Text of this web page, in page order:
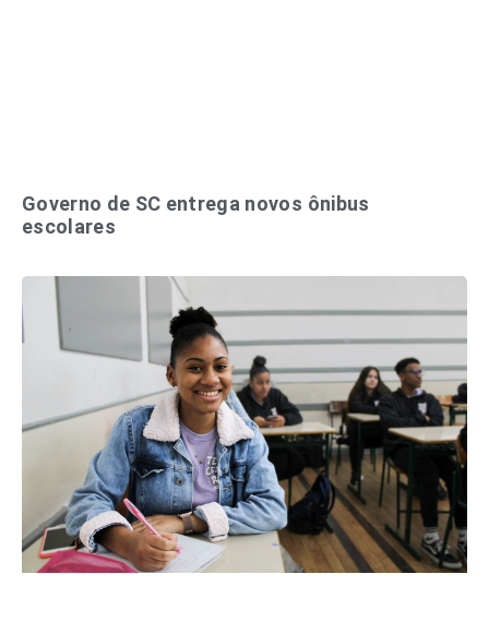
Governo de SC entrega novos ônibus
escolares